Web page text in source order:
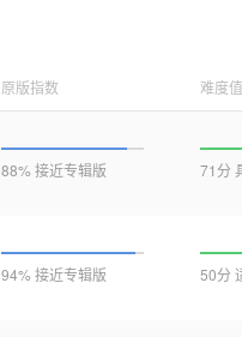
原版指数 难度值
88% 接近专辑版 71分
94% 接近专辑版 50分